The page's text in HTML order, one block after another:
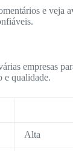
e veja
empresas
e qualidade.
Alta